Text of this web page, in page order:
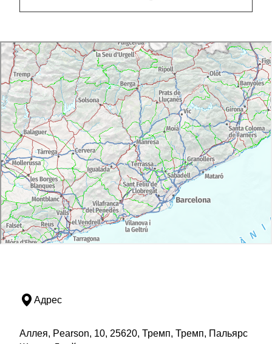
Адрес
Аллея, Pearson, 10, 25620, Тремп, Тремп, Пальярс